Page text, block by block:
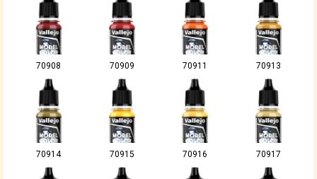
70908 70909 70911 70913
70914 70915 70916 70917